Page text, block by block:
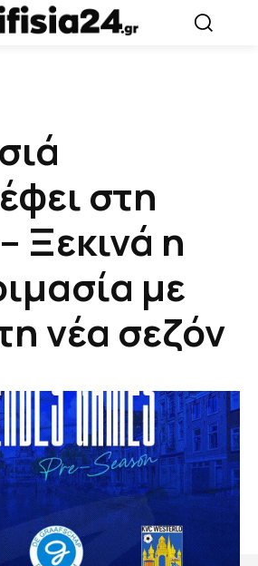
στη
Ξεκινά η
με
νέα σεζόν